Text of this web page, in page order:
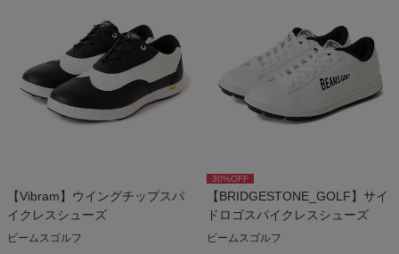
【Vibram】ウイングチップスパ
イクレスシューズ
ビームスゴルフ
30%OFF
【BRIDGESTONE_GOLF】サイ
ドロゴスパイクレスシューズ
ビームスゴルフ